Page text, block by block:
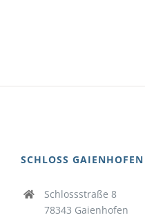
SCHLOSS GAIENHOFEN
Schlossstraße 8
78343 Gaienhofen